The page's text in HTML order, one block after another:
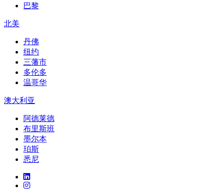
巴黎
北美
丹佛
纽约
三藩市
多伦多
温哥华
澳大利亚
阿德莱德
布里斯班
墨尔本
珀斯
悉尼